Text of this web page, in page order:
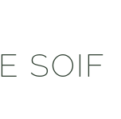
SOIF